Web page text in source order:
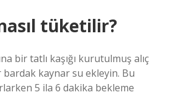
tüketilir?
bir tatlı kaşığı kurutulmuş alıç
kaynar su ekleyin. Bu
5 ila 6 dakika bekleme